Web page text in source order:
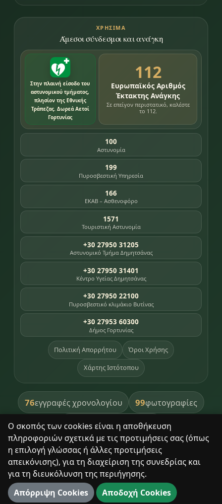
Ο σκοπός των cookies είναι η αποθήκευση
πληροφοριών σχετικά με τις προτιμήσεις σας (όπως
η επιλογή γλώσσας ή άλλες προτιμήσεις
απεικόνισης), για τη διαχείριση της συνεδρίας και
για τη διευκόλυνση της περιήγησης.
Απόρριψη Cookies
Αποδοχή Cookies
ΧΡΉΣΙΜΑ
Άμεσοι σύνδεσμοι και ανάγκη
Στην πλαινή είσοδο του
αστυνομικού τμήματος,
πλησίον της Εθνικής
Τράπεζας. Δωρεά Αετοί
Γορτυνίας
112
Ευρωπαϊκός Αριθμός
Έκτακτης Ανάγκης
Σε επείγον περιστατικό, καλέστε
το 112.
100
Αστυνομία
199
Πυροσβεστική Υπηρεσία
166
ΕΚΑΒ – Ασθενοφόρο
1571
Τουριστική Αστυνομία
+30 27950 31205
Αστυνομικό Τμήμα Δημητσάνας
+30 27950 31401
Κέντρο Υγείας Δημητσάνας
+30 27950 22100
Πυροσβεστικό κλιμάκιο Βυτίνας
+30 27953 60300
Δήμος Γορτυνίας
Πολιτική Απορρήτου Όροι Χρήσης
Χάρτης Ιστότοπου
76εγγραφές χρονολογίου 99φωτογραφίες
391βιβλία βιβλιοθήκης
8σημεία κληρονομιάς
Με σεβασμό στον τόπο και τους ανθρώπους του.
© 2025 Δημητσάνα. Με επιφύλαξη παντός δικαιώματος.